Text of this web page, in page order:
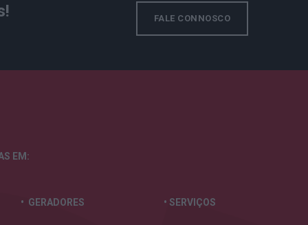
FALE CONNOSCO
EM:
• GERADORES • SERVIÇOS